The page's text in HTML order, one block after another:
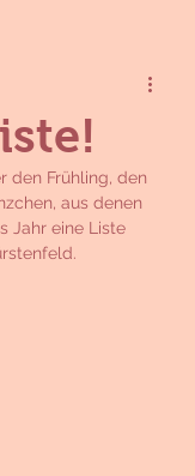
den Frühling, den
aus denen
Jahr eine Liste